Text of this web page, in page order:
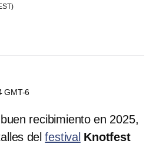
GMT-6
recibimiento en 2025,
delfestival Knotfest